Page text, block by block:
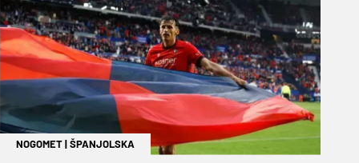
NOGOMET|ŠPANJOLSKA